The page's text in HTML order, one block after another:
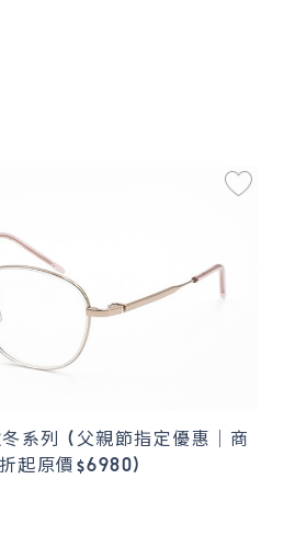
系列 (父親節指定優惠｜商
起原價$6980)